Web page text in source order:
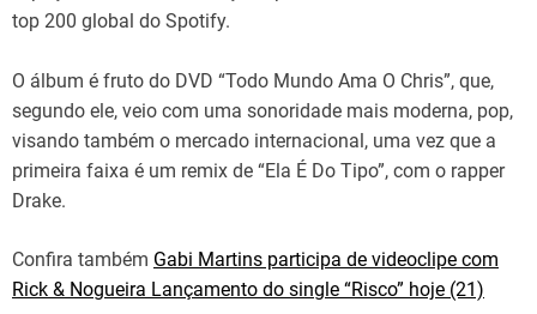
top 200 global do Spotify.
O álbum é fruto do DVD “Todo Mundo Ama O Chris”, que,
segundo ele, veio com uma sonoridade mais moderna, pop,
visando também o mercado internacional, uma vez que a
primeira faixa é um remix de “Ela É Do Tipo”, com o rapper
Drake.
Confira também Gabi Martins participa de videoclipe com
Rick & Nogueira Lançamento do single “Risco” hoje (21)